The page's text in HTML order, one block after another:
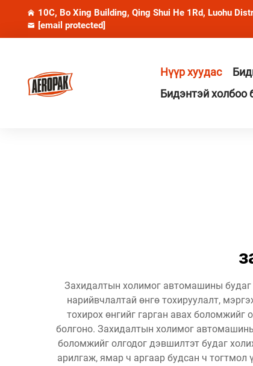
10C, Bo Xing Building, Qing Shui He 1Rd, Luohu
[email protected]
Нүүр хуудас
Бидэнтэй холбоо
Захидалтын холимог автомашины
нарийвчлалтай өнгө тохируулалт,
тохирох өнгийг гарган авах боломжийг
болгоно. Захидалтын холимог
боломжийг олгодог дэвшилтэт будаг
арилгаж, ямар ч аргаар будсан ч